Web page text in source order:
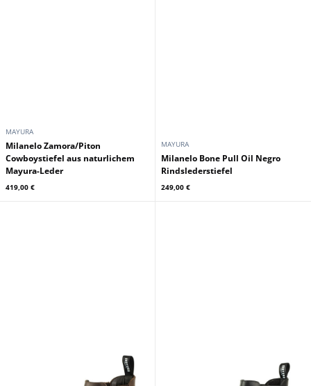
MAYURA
Milanelo Zamora/Piton
Cowboystiefel aus naturlichem
Mayura-Leder
419,00 €
MAYURA
Milanelo Bone Pull Oil Negro
Rindslederstiefel
249,00 €